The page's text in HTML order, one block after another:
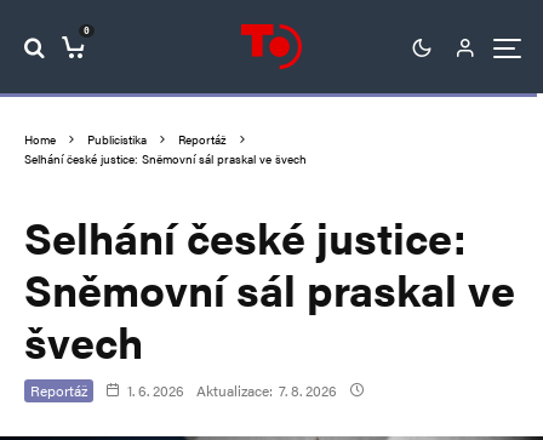
0
Home Publicistika
Reportáž
Selhání české justice: Sněmovní sál praskal ve švech
Selhání české justice:
Sněmovní sál praskal ve
švech
Reportáž 1. 6. 2026 Aktualizace: 7. 8. 2026